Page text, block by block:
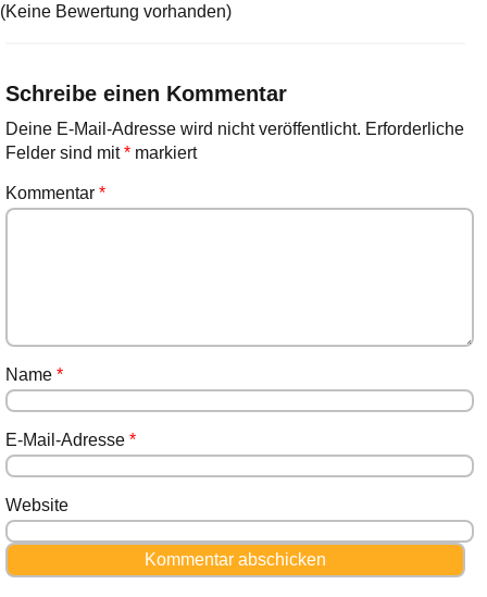
(Keine Bewertung vorhanden)
Schreibe einen Kommentar
Deine E-Mail-Adresse wird nicht veröffentlicht. Erforderliche
Felder sind mit*markiert
Kommentar *
Name *
E-Mail-Adresse *
Website